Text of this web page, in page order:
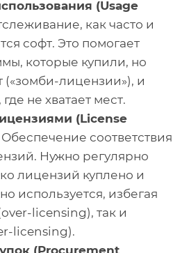
(Usage
как часто и
софт. Это помогает
которые купили, но
(«зомби-лицензии»), и
не хватает мест.
(License
Обеспечение соответствия
Нужно регулярно
лицензий куплено и
используется, избегая
licensing), так и
licensing).
(Procurement